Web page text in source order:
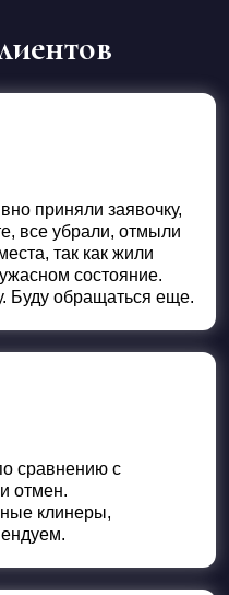
приняли заявочку,
все убрали, отмыли
так как жили
состояние.
Буду обращаться еще.
сравнению с
отмен.
клинеры,